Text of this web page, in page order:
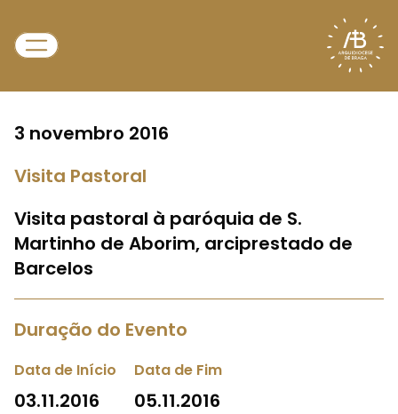
3 novembro 2016
Visita Pastoral
Visita pastoral à paróquia de S.
Martinho de Aborim, arciprestado de
Barcelos
Duração do Evento
Data de Início
03.11.2016
Data de Fim
05.11.2016